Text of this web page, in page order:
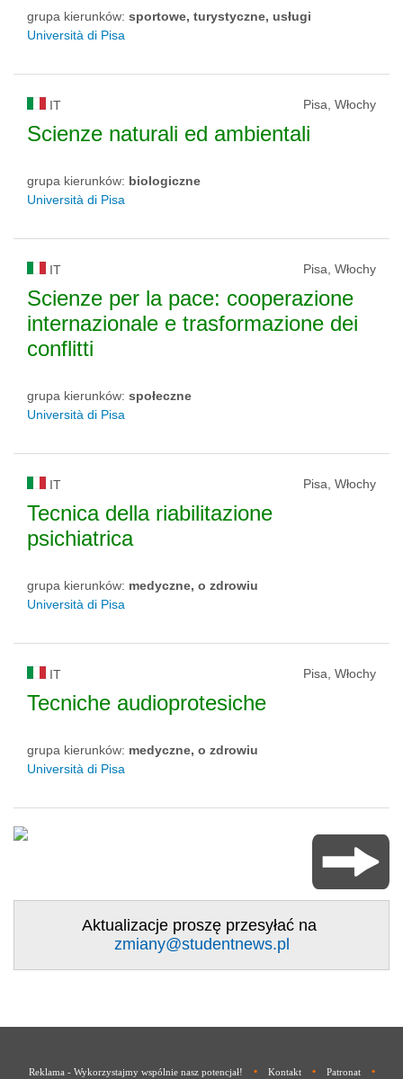
grupa kierunków: sportowe, turystyczne, usługi
Università di Pisa
IT Pisa, Włochy
Scienze naturali ed ambientali
grupa kierunków: biologiczne
Università di Pisa
IT Pisa, Włochy
Scienze per la pace: cooperazione
internazionale e trasformazione dei
conflitti
grupa kierunków: społeczne
Università di Pisa
IT Pisa, Włochy
Tecnica della riabilitazione
psichiatrica
grupa kierunków: medyczne, o zdrowiu
Università di Pisa
IT Pisa, Włochy
Tecniche audioprotesiche
grupa kierunków: medyczne, o zdrowiu
Università di Pisa
Aktualizacje proszę przesyłać na
zmiany@studentnews.pl
Reklama - Wykorzystajmy wspólnie nasz potencjał! • Kontakt • Patronat •